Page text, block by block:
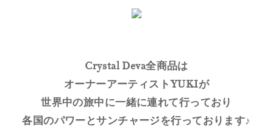
Crystal Deva全商品は
オーナーアーティストYUKIが
世界中の旅中に一緒に連れて行っており
各国のパワーとサンチャージを行っております♪